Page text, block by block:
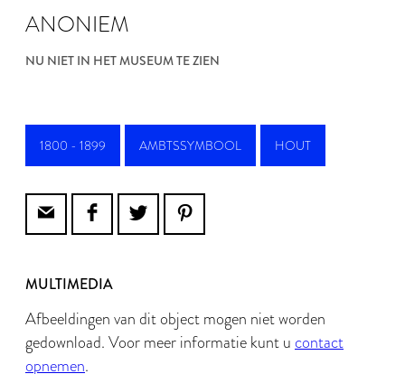
ANONIEM
NU NIET IN HET MUSEUM TE ZIEN
1800 - 1899 AMBTSSYMBOOL HOUT
MULTIMEDIA
Afbeeldingen van dit object mogen niet worden
gedownload. Voor meer informatie kunt u contact
opnemen.